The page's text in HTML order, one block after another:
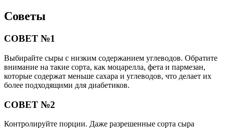
Советы
СОВЕТ №1
Выбирайте сыры с низким содержанием углеводов. Обратите
внимание на такие сорта, как моцарелла, фета и пармезан,
которые содержат меньше сахара и углеводов, что делает их
более подходящими для диабетиков.
СОВЕТ №2
Контролируйте порции. Даже разрешенные сорта сыра